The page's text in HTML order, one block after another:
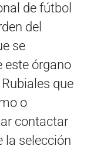
de fútbol
del
se
este órgano
que
o
contactar
la selección